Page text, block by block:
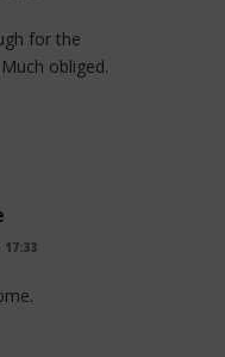
for the
obliged.
17:33